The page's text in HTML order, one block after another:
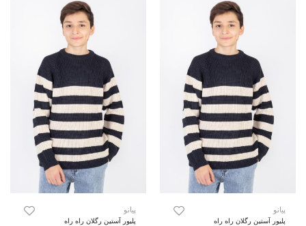
پیانو
پلیور آستین رگلان راه راه
پیانو
پلیور آستین رگلان راه راه